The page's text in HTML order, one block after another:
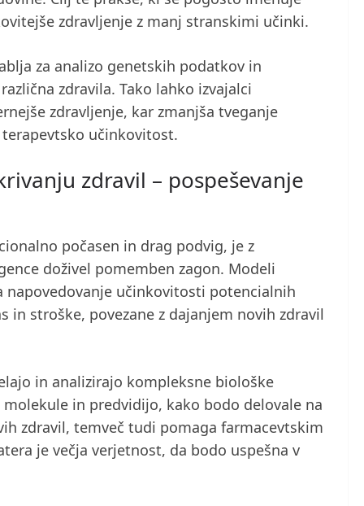
zdravljenje z manj stranskimi učinki.
za analizo genetskih podatkov in
zdravila. Tako lahko izvajalci
zdravljenje, kar zmanjša tveganje
učinkovitost.
zdravil – pospeševanje
počasen in drag podvig, je z
doživel pomemben zagon. Modeli
napovedovanje učinkovitosti potencialnih
in stroške, povezane z dajanjem novih zdravil
in analizirajo kompleksne biološke
in predvidijo, kako bodo delovale na
zdravil, temveč tudi pomaga farmacevtskim
je večja verjetnost, da bodo uspešna v